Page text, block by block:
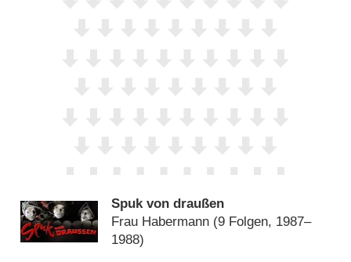
Spuk von draußen
Frau Habermann (9 Folgen, 1987–
1988)